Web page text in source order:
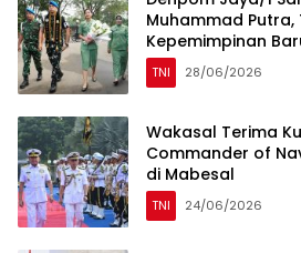
Muhammad Putra,
Kepemimpinan
TNI 28/06/2026
Wakasal Terima
Commander of
di Mabesal
TNI 24/06/2026